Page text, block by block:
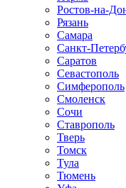
Ростов-на-
Рязань
Самара
Санкт-
Саратов
Севастополь
Симферополь
Смоленск
Сочи
Ставрополь
Тверь
Томск
Тула
Тюмень